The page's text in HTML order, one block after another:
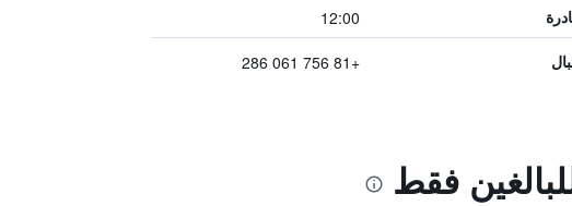
12:00
+81 756 061 286
فقط